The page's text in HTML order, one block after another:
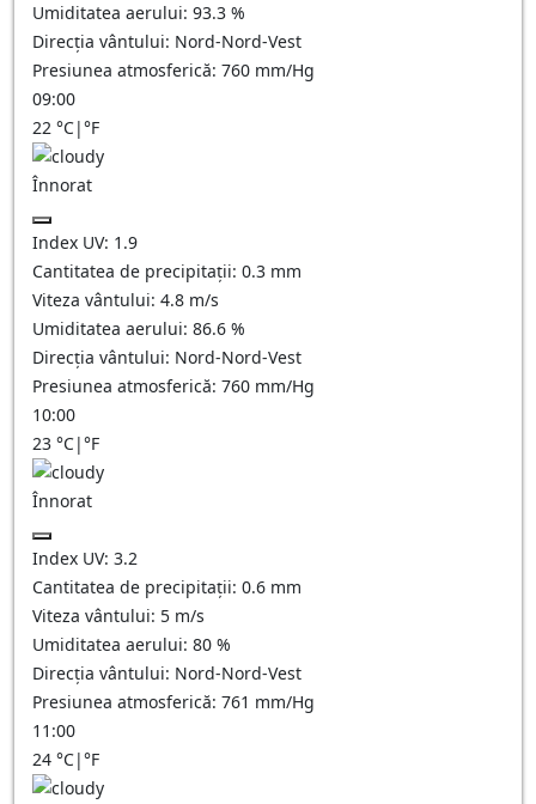
Umiditatea aerului: 93.3 %
Direcția vântului: Nord-Nord-Vest
Presiunea atmosferică: 760 mm/Hg
09:00
22 °C|°F
Înnorat
Index UV: 1.9
Cantitatea de precipitații: 0.3 mm
Viteza vântului: 4.8 m/s
Umiditatea aerului: 86.6 %
Direcția vântului: Nord-Nord-Vest
Presiunea atmosferică: 760 mm/Hg
10:00
23 °C|°F
Înnorat
Index UV: 3.2
Cantitatea de precipitații: 0.6 mm
Viteza vântului: 5 m/s
Umiditatea aerului: 80 %
Direcția vântului: Nord-Nord-Vest
Presiunea atmosferică: 761 mm/Hg
11:00
24 °C|°F